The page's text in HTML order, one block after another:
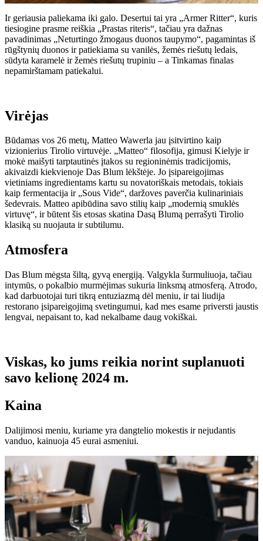
Ir geriausia paliekama iki galo. Desertui tai yra „Armer Ritter“, kuris
tiesiogine prasme reiškia „Prastas riteris“, tačiau yra dažnas
pavadinimas „Neturtingo žmogaus duonos taupymo“, pagamintas iš
rūgštynių duonos ir patiekiama su vanilės, žemės riešutų ledais,
sūdyta karamelė ir žemės riešutų trupiniu – a Tinkamas finalas
nepamirštamam patiekalui.
Virėjas
Būdamas vos 26 metų, Matteo Wawerla jau įsitvirtino kaip
vizionierius Tirolio virtuvėje. „Matteo“ filosofija, gimusi Kielyje ir
mokė maišyti tarptautinės įtakos su regioninėmis tradicijomis,
akivaizdi kiekvienoje Das Blum lėkštėje. Jo įsipareigojimas
vietiniams ingredientams kartu su novatoriškais metodais, tokiais
kaip fermentacija ir „Sous Vide“, daržoves paverčia kulinariniais
šedevrais. Matteo apibūdina savo stilių kaip „modernią smuklės
virtuvę“, ir būtent šis etosas skatina Dasą Blumą perrašyti Tirolio
klasiką su nuojauta ir subtilumu.
Atmosfera
Das Blum mėgsta šiltą, gyvą energiją. Valgykla šurmuliuoja, tačiau
intymūs, o pokalbio murmėjimas sukuria linksmą atmosferą. Atrodo,
kad darbuotojai turi tikrą entuziazmą dėl meniu, ir tai liudija
restorano įsipareigojimą svetingumui, kad mes esame priversti jaustis
lengvai, nepaisant to, kad nekalbame daug vokiškai.
Viskas, ko jums reikia norint suplanuoti
savo kelionę 2024 m.
Kaina
Dalijimosi meniu, kuriame yra dangtelio mokestis ir nejudantis
vanduo, kainuoja 45 eurai asmeniui.